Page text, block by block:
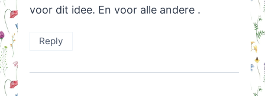
voor dit idee. En voor alle andere .
Reply